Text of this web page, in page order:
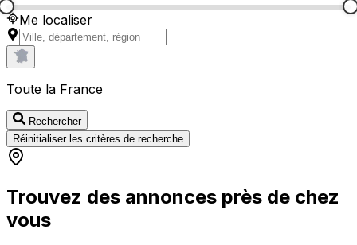
Me localiser
Toute la France
Rechercher
Réinitialiser les critères de recherche
Trouvez des annonces près de chez
vous